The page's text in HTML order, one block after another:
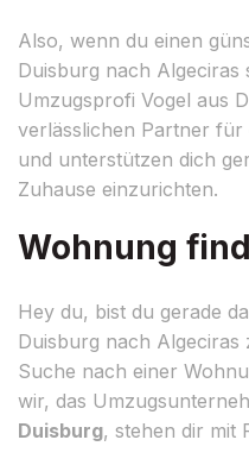
Also, wenn du einen
Duisburg nach
Umzugsprofi Vogel aus
verlässlichen Partner für
und unterstützen dich
Zuhause einzurichten.
Wohnung
Hey du, bist du gerade
Duisburg nach
Suche nach einer
wir, das
Duisburg, stehen dir mit